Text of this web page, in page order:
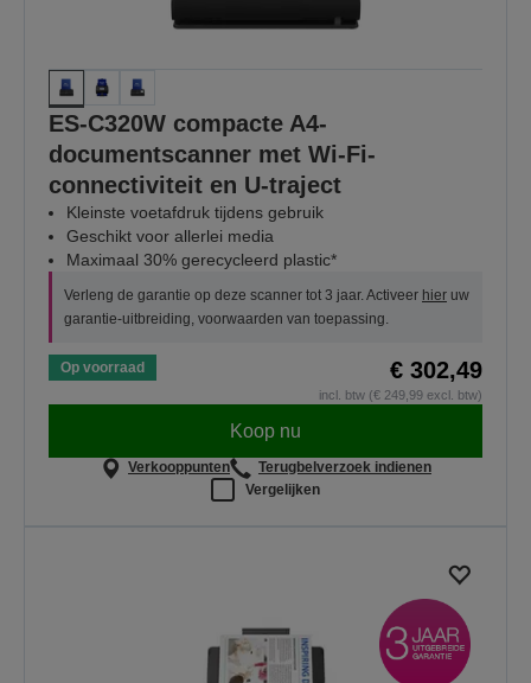
ES-C320W compacte A4-
documentscanner met Wi-Fi-
connectiviteit en U-traject
Kleinste voetafdruk tijdens gebruik
Geschikt voor allerlei media
Maximaal 30% gerecycleerd plastic*
Verleng de garantie op deze scanner tot 3 jaar. Activeer hier uw
garantie-uitbreiding, voorwaarden van toepassing.
Op voorraad € 302,49
incl. btw (€ 249,99 excl. btw)
Koop nu
Verkooppunten
Terugbelverzoek indienen
Vergelijken